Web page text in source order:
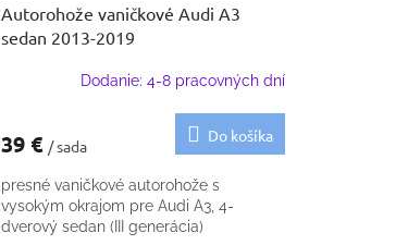
Autorohože vaničkové Audi A3
sedan 2013-2019
Dodanie: 4-8 pracovných dní
39 € / sada
Do košíka
presné vaničkové autorohože s
vysokým okrajom pre Audi A3, 4-
dverový sedan (III generácia)